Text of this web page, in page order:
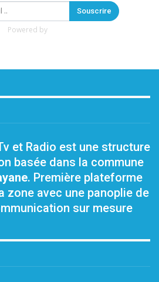
Souscrire
Powered by
et Radio est une structure
basée dans la commune
. Première plateforme
zone avec une panoplie de
sur mesure